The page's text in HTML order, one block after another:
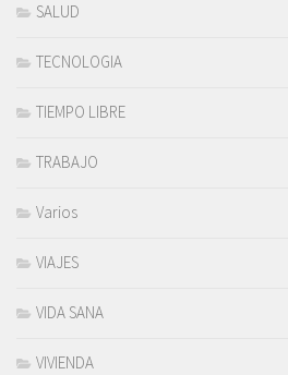
SALUD
TECNOLOGIA
TIEMPO LIBRE
TRABAJO
Varios
VIAJES
VIDA SANA
VIVIENDA